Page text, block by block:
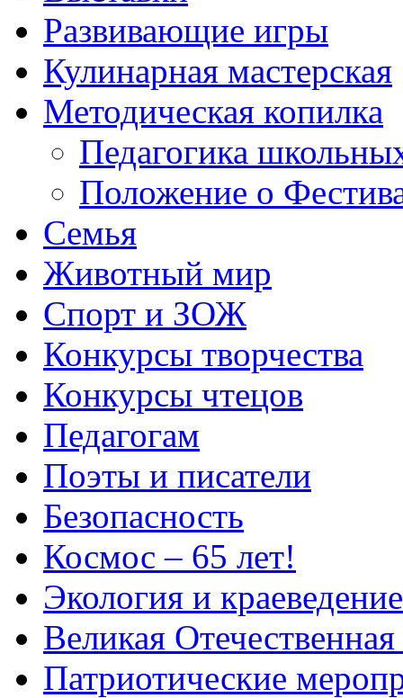
Развивающие игры
Кулинарная мастерская
Методическая копилка
Педагогика
Положение о
Семья
Животный мир
Спорт и ЗОЖ
Конкурсы творчества
Конкурсы чтецов
Педагогам
Поэты и писатели
Безопасность
Космос – 65 лет!
Экология и краеведение
Великая
Патриотические